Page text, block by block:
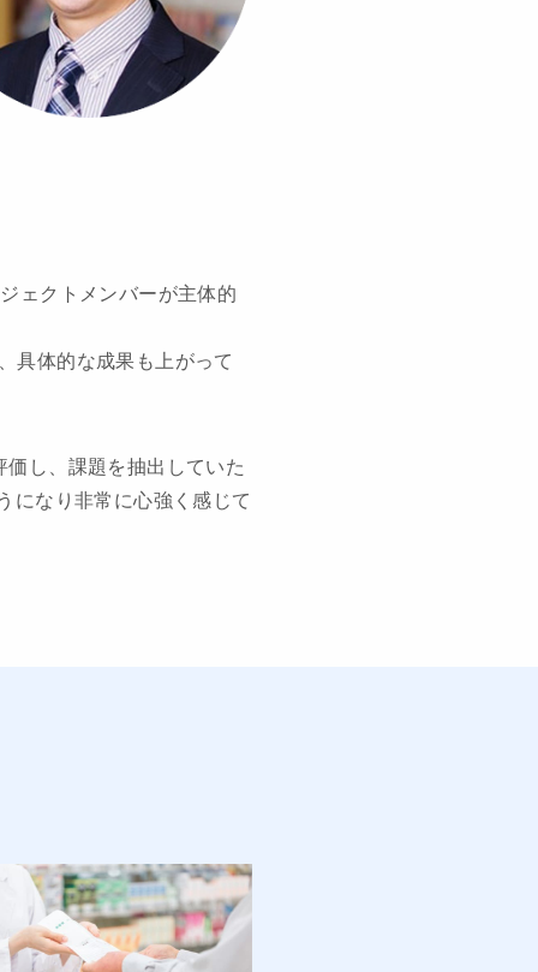
ェクトメンバーが主体的
具体的な成果も上がって
し、課題を抽出していた
になり非常に心強く感じて